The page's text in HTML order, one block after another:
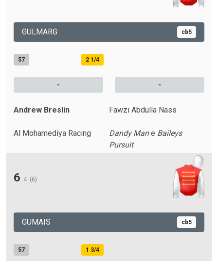
GULMARG cb5
57 2 1/4
- -
Andrew Breslin Fawzi Abdulla Nass
Al Mohamediya Racing Dandy Mane Baileys
Pursuit
6 4 (6)
GUMAIS cb5
57 1 3/4